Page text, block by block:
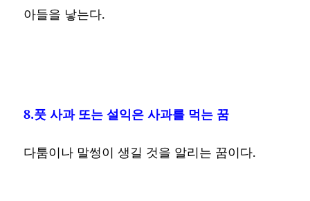
아들을 낳는다.
8.풋 사과 또는 설익은 사과를 먹는 꿈
다툼이나 말썽이 생길 것을 알리는 꿈이다.